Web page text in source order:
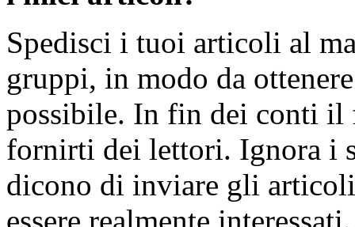
Spedisci i tuoi articoli al
gruppi, in modo da
possibile. In fin dei conti il
fornirti dei lettori. Ignora i
dicono di inviare gli
essere realmente